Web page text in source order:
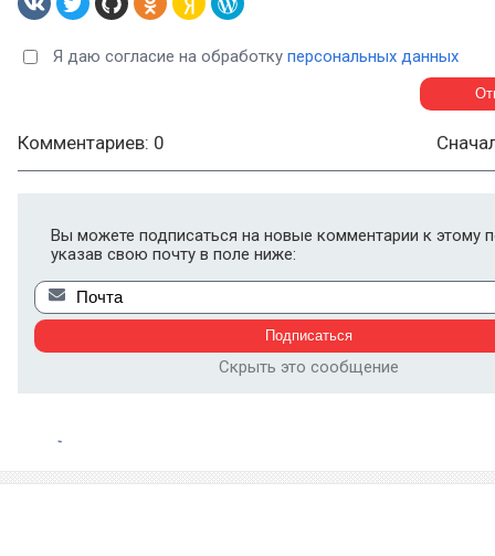
Я даю согласие на обработку персональных данных
Комментариев: 0
Вы можете подписаться на новые комментарии к этому
указав свою почту в поле ниже:
Скрыть это сообщение